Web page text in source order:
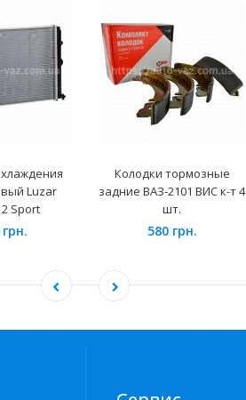
Luzar
Sport
Колодки тормозные
задние ВАЗ-2101 ВИС к-т 4
шт.
580 грн.